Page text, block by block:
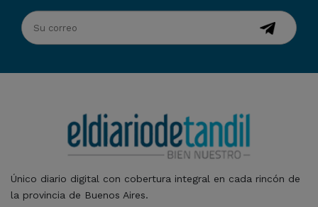
Único diario digital con cobertura integral en cada rincón de
la provincia de Buenos Aires.